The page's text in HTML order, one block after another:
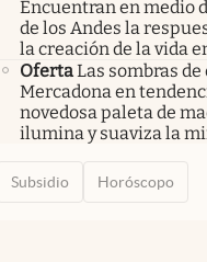
Encuentran en medio
de los Andes la
la creación de la vida
OfertaLas sombras de
Mercadona en
novedosa paleta de
ilumina y suaviza la
Subsidio Horóscopo